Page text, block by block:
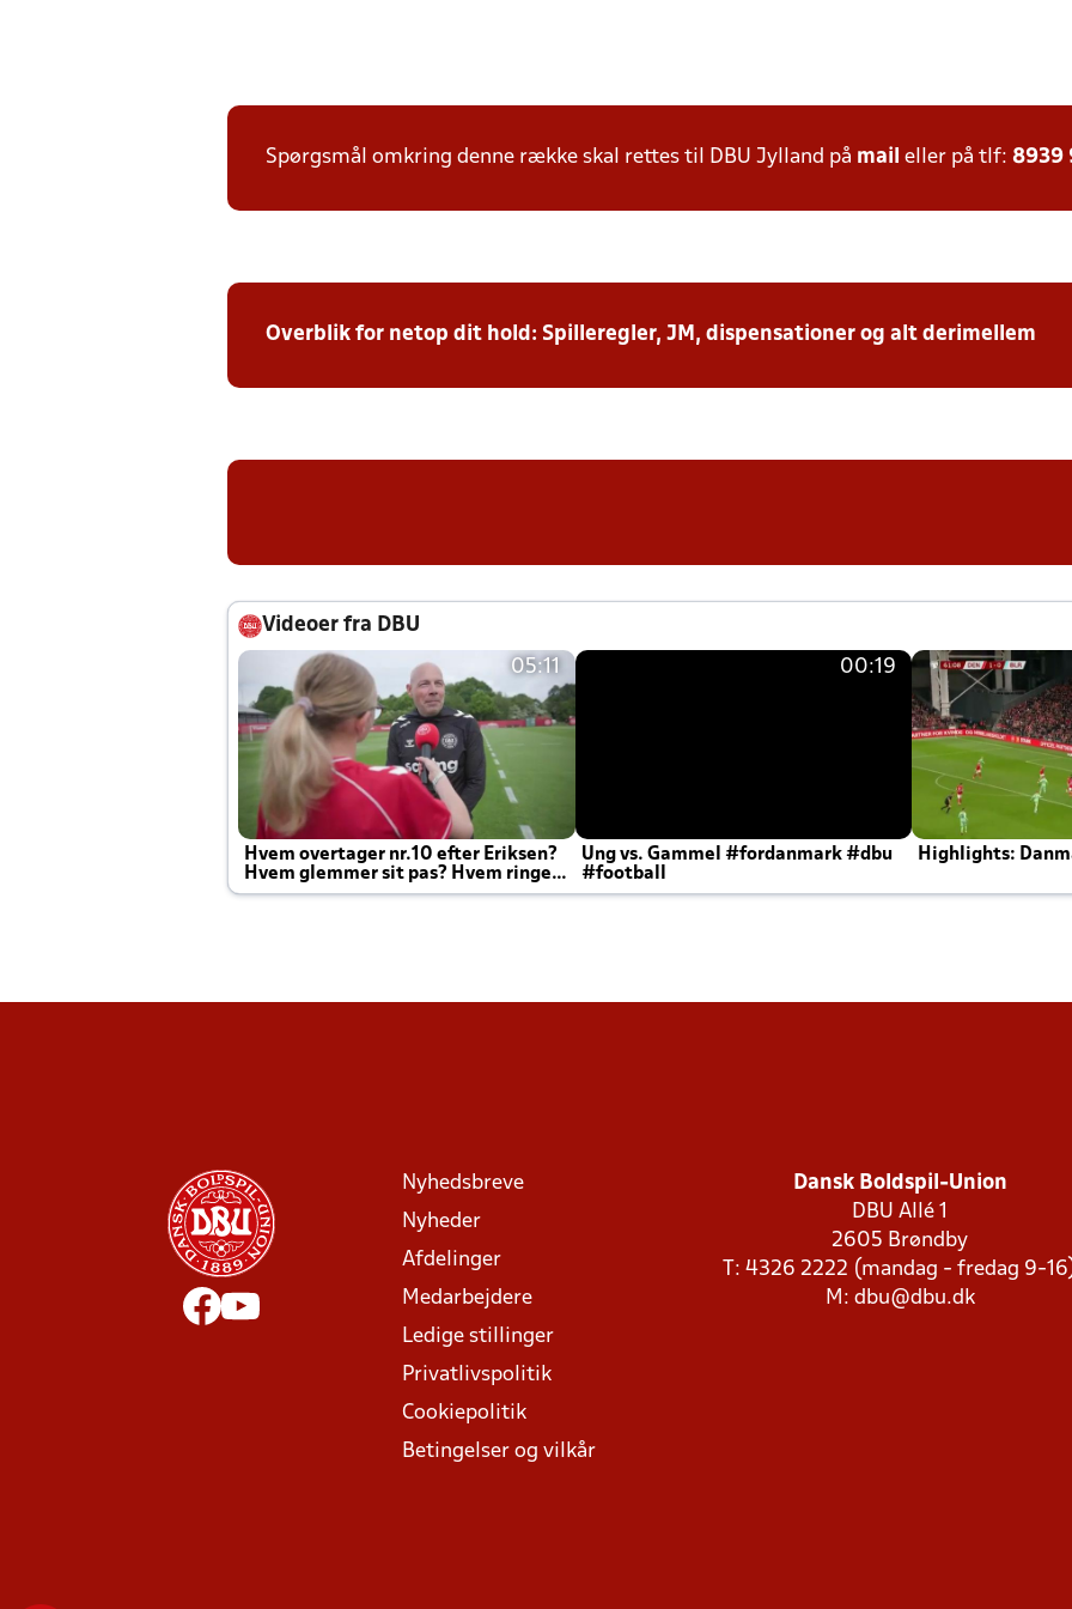
Spørgsmål omkring denne række skal rettes til DBU Jylland på mail eller på tlf: 8939
Overblik for netop dit hold: Spilleregler, JM, dispensationer og alt derimellem
Videoer fra DBU
05:11
Hvem overtager nr.10 efter Eriksen?
Hvem glemmer sit pas? Hvem ringer
Joachim altid til efter kampe?
00:19
Ung vs. Gammel #fordanmark #dbu
#football
Highlights:
Nyhedsbreve
Nyheder
Afdelinger
Medarbejdere
Ledige stillinger
Privatlivspolitik
Cookiepolitik
Betingelser og vilkår
Dansk Boldspil-Union
DBU Allé 1
2605 Brøndby
T: 4326 2222 (mandag - fredag 9-
M: dbu@dbu.dk